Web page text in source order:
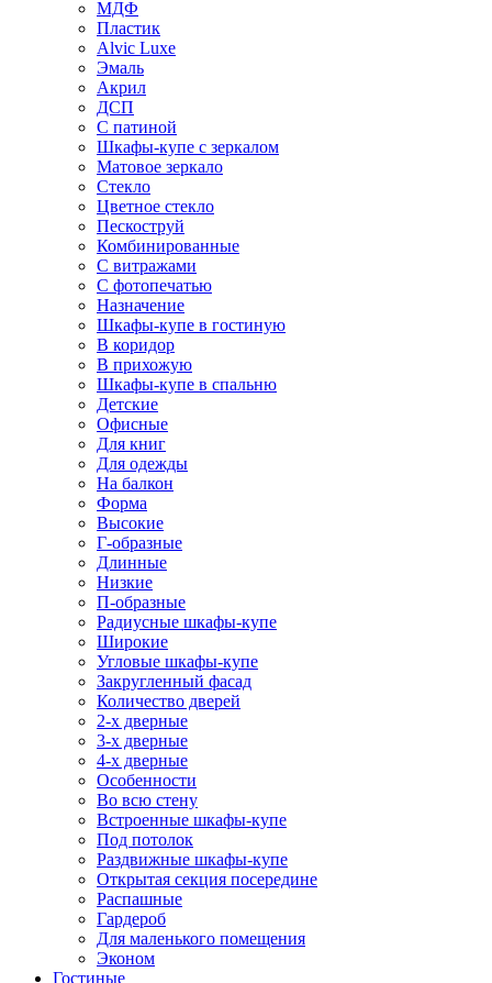
МДФ
Пластик
Alvic Luxe
Эмаль
Акрил
ДСП
С патиной
Шкафы-купе с зеркалом
Матовое зеркало
Стекло
Цветное стекло
Пескоструй
Комбинированные
С витражами
С фотопечатью
Назначение
Шкафы-купе в гостиную
В коридор
В прихожую
Шкафы-купе в спальню
Детские
Офисные
Для книг
Для одежды
На балкон
Форма
Высокие
Г-образные
Длинные
Низкие
П-образные
Радиусные шкафы-купе
Широкие
Угловые шкафы-купе
Закругленный фасад
Количество дверей
2-х дверные
3-х дверные
4-х дверные
Особенности
Во всю стену
Встроенные шкафы-купе
Под потолок
Раздвижные шкафы-купе
Открытая секция посередине
Распашные
Гардероб
Для маленького помещения
Эконом
Гостиные